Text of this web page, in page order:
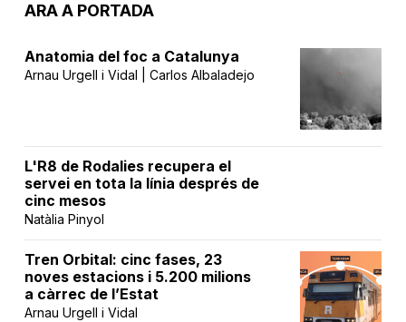
ARA A PORTADA
Anatomia del foc a Catalunya
Arnau Urgell i Vidal | Carlos Albaladejo
L'R8 de Rodalies recupera el
servei en tota la línia després de
cinc mesos
Natàlia Pinyol
Tren Orbital: cinc fases, 23
noves estacions i 5.200 milions
a càrrec de l’Estat
Arnau Urgell i Vidal